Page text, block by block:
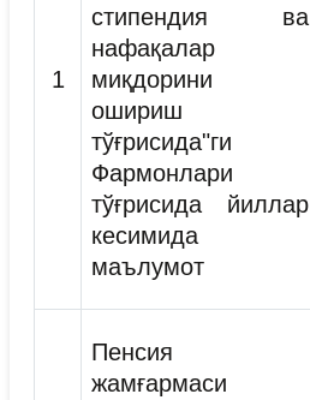
1
стипендия ва
нафақалар
миқдорини
ошириш
тўғрисида"ги
Фармонлари
тўғрисида йиллар
кесимида
маълумот
Пенсия
жамғармаси